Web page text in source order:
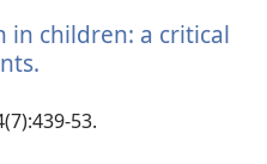
in children: a critical
vindu)
53.